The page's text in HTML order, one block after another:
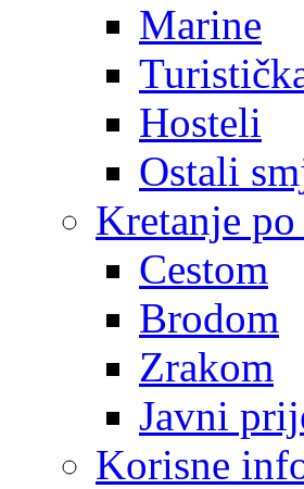
Marine
Hosteli
Ostali
Kretanje
Cestom
Brodom
Zrakom
Javni
Korisne